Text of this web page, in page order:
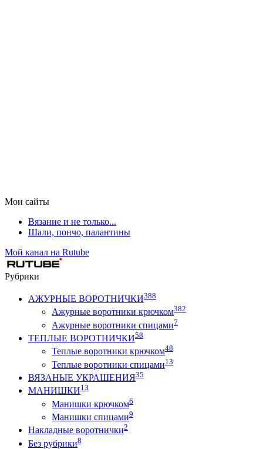
Мои сайты
Вязание и не только...
Шали, пончо, палантины
Мой канал на Rutube
Рубрики
АЖУРНЫЕ ВОРОТНИЧКИ388
Ажурные воротники крючком382
Ажурные воротники спицами7
ТЕПЛЫЕ ВОРОТНИЧКИ58
Теплые воротники крючком48
Теплые воротники спицами13
ВЯЗАНЫЕ УКРАШЕНИЯ35
МАНИШКИ13
Манишки крючком6
Манишки спицами9
Накладные воротнички2
Без рубрики8